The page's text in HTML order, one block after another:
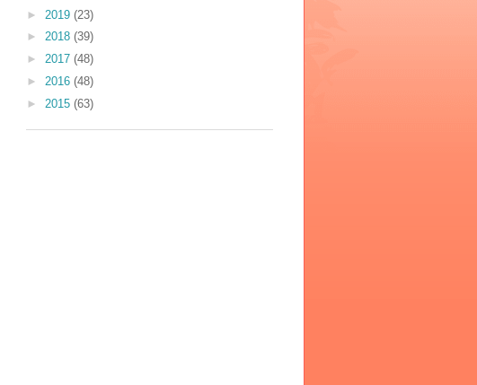
► 2019 (23)
► 2018 (39)
► 2017 (48)
► 2016 (48)
► 2015 (63)